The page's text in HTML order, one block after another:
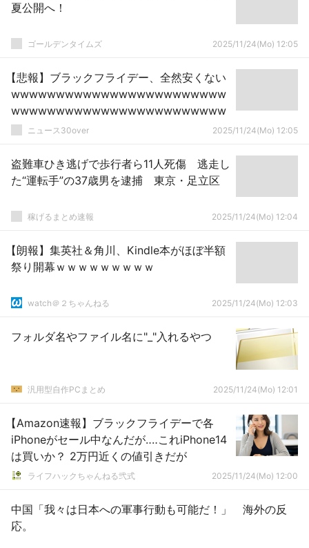
夏公開へ！
ゴールデンタイムズ 2025/11/24(Mo) 12:05
【悲報】ブラックフライデー、全然安くない
wwwwwwwwwwwwwwwwwwwwwwww
wwwwwwwwwwwwwwwwwwwwwwww
ニュース30over 2025/11/24(Mo) 12:05
盗難車ひき逃げで歩行者ら11人死傷 逃走し
た“運転手”の37歳男を逮捕 東京・足立区
稼げるまとめ速報 2025/11/24(Mo) 12:04
【朗報】集英社＆角川、Kindle本がほぼ半額
祭り開幕ｗｗｗｗｗｗｗｗｗ
watch＠２ちゃんねる 2025/11/24(Mo) 12:03
フォルダ名やファイル名に"_"入れるやつ
汎用型自作PCまとめ 2025/11/24(Mo) 12:01
【Amazon速報】ブラックフライデーで各
iPhoneがセール中なんだが‥‥これiPhone14
は買いか？ 2万円近くの値引きだが
ライフハックちゃんねる弐式 2025/11/24(Mo) 12:00
中国「我々は日本への軍事行動も可能だ！」 海外の反
応。